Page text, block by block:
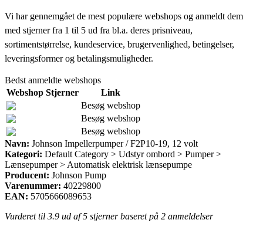
Vi har gennemgået de mest populære webshops og anmeldt dem
med stjerner fra 1 til 5 ud fra bl.a. deres prisniveau,
sortimentstørrelse, kundeservice, brugervenlighed, betingelser,
leveringsformer og betalingsmuligheder.
Bedst anmeldte webshops
Webshop Stjerner
Link
Besøg webshop
Besøg webshop
Besøg webshop
Navn: Johnson Impellerpumper / F2P10-19, 12 volt
Kategori: Default Category > Udstyr ombord > Pumper >
Lænsepumper > Automatisk elektrisk lænsepumpe
Producent: Johnson Pump
Varenummer: 40229800
EAN: 5705666089653
Vurderet til 3.9 ud af 5 stjerner baseret på 2 anmeldelser